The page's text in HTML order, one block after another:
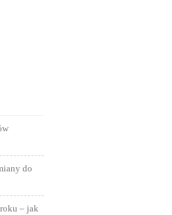
do
– jak